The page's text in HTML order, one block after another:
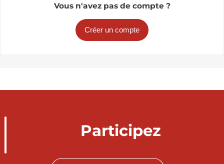
Vous n'avez pas de compte ?
Créer un compte
Participez